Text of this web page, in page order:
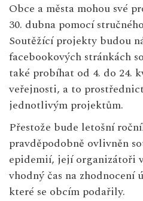
Obce a města mohou své
30. dubna pomocí
Soutěžící projekty budou
facebookových stránkách
také probíhat od 4. do 24.
veřejnosti, a to
jednotlivým projektům.
Přestože bude letošní
pravděpodobně ovlivněn
epidemií, její organizátoři
vhodný čas na zhodnocení
které se obcím podařily.